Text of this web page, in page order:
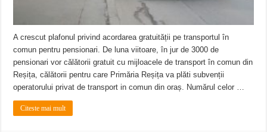
A crescut plafonul privind acordarea gratuității pe transportul în
comun pentru pensionari. De luna viitoare, în jur de 3000 de
pensionari vor călătorii gratuit cu mijloacele de transport în comun din
Reșița, călătorii pentru care Primăria Reșița va plăti subvenții
operatorului privat de transport in comun din oraș. Numărul celor …
Citeste mai mult